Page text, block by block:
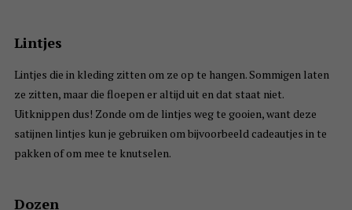
Lintjes
Lintjes die in kleding zitten om ze op te hangen. Sommigen laten
ze zitten, maar die floepen er altijd uit en dat staat niet.
Uitknippen dus! Zonde om de lintjes weg te gooien, want deze
satijnen lintjes kun je gebruiken om bijvoorbeeld cadeautjes in te
pakken of om mee te knutselen.
Dozen